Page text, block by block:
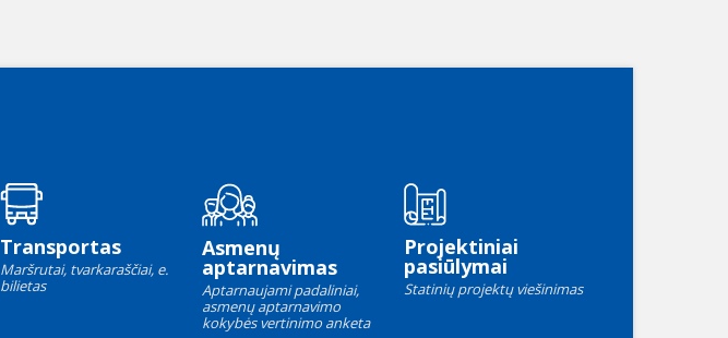
Transportas
Maršrutai, tvarkaraščiai, e.
bilietas
Asmenų
aptarnavimas
Aptarnaujami padaliniai,
asmenų aptarnavimo
kokybės vertinimo anketa
Projektiniai
pasiūlymai
Statinių projektų viešinimas